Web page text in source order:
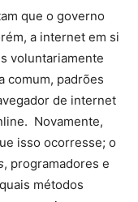
que o governo
a internet em si
voluntariamente
comum, padrões
de internet
Novamente,
isso ocorresse; o
, programadores e
métodos